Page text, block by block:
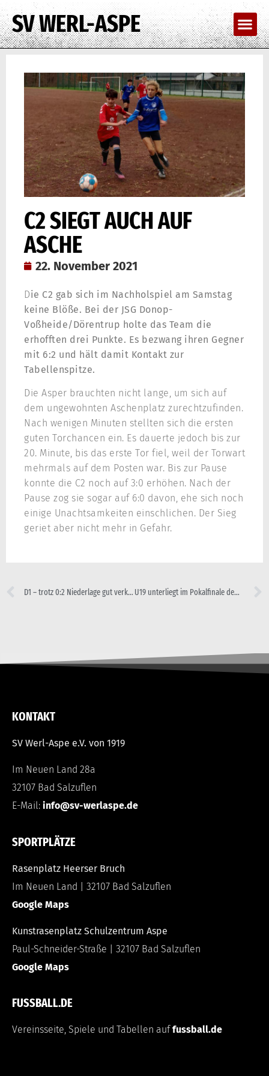
SV WERL-ASPE
C2 SIEGT AUCH AUF
ASCHE
22. November 2021
Die C2 gab sich im Nachholspiel am Samstag
keine Blöße. Bei der JSG Donop-
Voßheide/Dörentrup holte das Team die
erhofften drei Punkte. Es bezwang ihren Gegner
mit 6:2 und hält damit Kontakt zur
Tabellenspitze.
Die Asper brauchten nicht lange, um sich auf
dem ungewohnten Aschenplatz zurechtzufinden.
Nach wenigen Minuten stellten sich die ersten
guten Torchancen ein. Es dauerte jedoch bis zur
20. Minute, bis das erste Tor fiel, weil der Torwart
mehrmals auf dem Posten war. Bis zur Pause
konnte die C2 noch auf 3:0 erhöhen. Nach der
Pause zog sie sogar auf 6:0 davon, ehe sich noch
einige Unachtsamkeiten einschlichen. Der Sieg
geriet aber nicht mehr in Gefahr.
D1 – trotz 0:2 Niederlage gut verkauft! U19 unterliegt im Pokalfinale dem JFV Lippe
KONTAKT
SV Werl-Aspe e.V. von 1919
Im Neuen Land 28a
32107 Bad Salzuflen
E-Mail: info@sv-werlaspe.de
SPORTPLÄTZE
Rasenplatz Heerser Bruch
Im Neuen Land | 32107 Bad Salzuflen
Google Maps
Kunstrasenplatz Schulzentrum Aspe
Paul-Schneider-Straße | 32107 Bad Salzuflen
Google Maps
FUSSBALL.DE
Vereinsseite, Spiele und Tabellen auf fussball.de